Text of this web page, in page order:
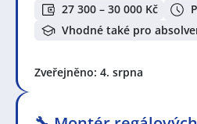
27 300 – 30 000 Kč
Vhodné také pro
Zveřejněno: 4. srpna